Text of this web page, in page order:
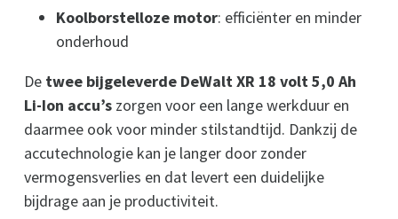
Koolborstelloze motor: efficiënter en minder
onderhoud
De twee bijgeleverde DeWalt XR 18 volt 5,0 Ah
Li-Ion accu’s zorgen voor een lange werkduur en
daarmee ook voor minder stilstandtijd. Dankzij de
accutechnologie kan je langer door zonder
vermogensverlies en dat levert een duidelijke
bijdrage aan je productiviteit.